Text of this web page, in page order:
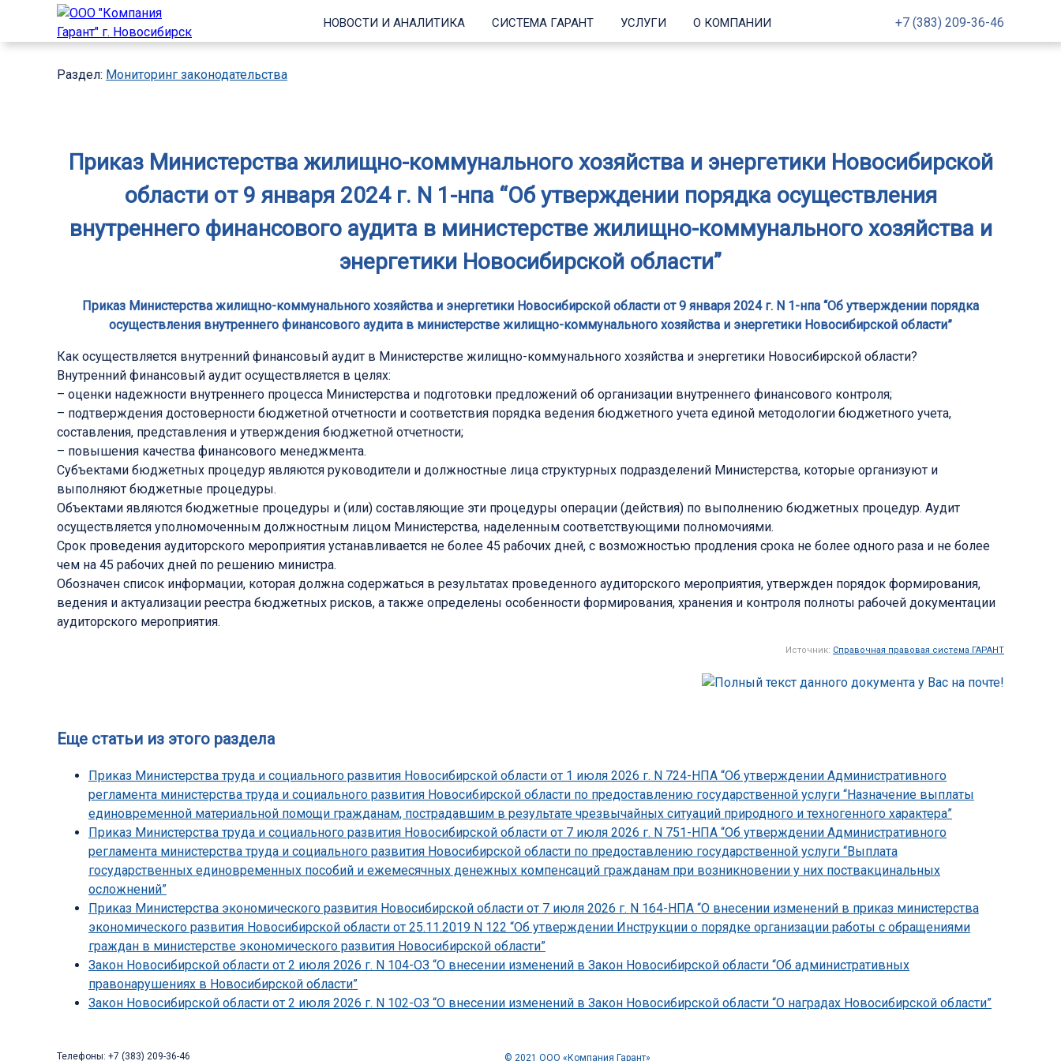
НОВОСТИ И АНАЛИТИКА СИСТЕМА ГАРАНТ УСЛУГИ О КОМПАНИИ +7 (383) 209-36-46
Раздел: Мониторинг законодательства
Приказ Министерства жилищно-коммунального хозяйства и энергетики Новосибирской
области от 9 января 2024 г. N 1-нпа “Об утверждении порядка осуществления
внутреннего финансового аудита в министерстве жилищно-коммунального хозяйства и
энергетики Новосибирской области”
Приказ Министерства жилищно-коммунального хозяйства и энергетики Новосибирской области от 9 января 2024 г. N 1-нпа “Об утверждении порядка
осуществления внутреннего финансового аудита в министерстве жилищно-коммунального хозяйства и энергетики Новосибирской области”
Как осуществляется внутренний финансовый аудит в Министерстве жилищно-коммунального хозяйства и энергетики Новосибирской области?
Внутренний финансовый аудит осуществляется в целях:
– оценки надежности внутреннего процесса Министерства и подготовки предложений об организации внутреннего финансового контроля;
– подтверждения достоверности бюджетной отчетности и соответствия порядка ведения бюджетного учета единой методологии бюджетного учета,
составления, представления и утверждения бюджетной отчетности;
– повышения качества финансового менеджмента.
Субъектами бюджетных процедур являются руководители и должностные лица структурных подразделений Министерства, которые организуют и
выполняют бюджетные процедуры.
Объектами являются бюджетные процедуры и (или) составляющие эти процедуры операции (действия) по выполнению бюджетных процедур. Аудит
осуществляется уполномоченным должностным лицом Министерства, наделенным соответствующими полномочиями.
Срок проведения аудиторского мероприятия устанавливается не более 45 рабочих дней, с возможностью продления срока не более одного раза и не более
чем на 45 рабочих дней по решению министра.
Обозначен список информации, которая должна содержаться в результатах проведенного аудиторского мероприятия, утвержден порядок формирования,
ведения и актуализации реестра бюджетных рисков, а также определены особенности формирования, хранения и контроля полноты рабочей документации
аудиторского мероприятия.
Источник: Справочная правовая система ГАРАНТ
Еще статьи из этого раздела
Приказ Министерства труда и социального развития Новосибирской области от 1 июля 2026 г. N 724-НПА “Об утверждении Административного
регламента министерства труда и социального развития Новосибирской области по предоставлению государственной услуги “Назначение выплаты
единовременной материальной помощи гражданам, пострадавшим в результате чрезвычайных ситуаций природного и техногенного характера”
Приказ Министерства труда и социального развития Новосибирской области от 7 июля 2026 г. N 751-НПА “Об утверждении Административного
регламента министерства труда и социального развития Новосибирской области по предоставлению государственной услуги “Выплата
государственных единовременных пособий и ежемесячных денежных компенсаций гражданам при возникновении у них поствакцинальных
осложнений”
Приказ Министерства экономического развития Новосибирской области от 7 июля 2026 г. N 164-НПА “О внесении изменений в приказ министерства
экономического развития Новосибирской области от 25.11.2019 N 122 “Об утверждении Инструкции о порядке организации работы с обращениями
граждан в министерстве экономического развития Новосибирской области”
Закон Новосибирской области от 2 июля 2026 г. N 104-ОЗ “О внесении изменений в Закон Новосибирской области “Об административных
правонарушениях в Новосибирской области”
Закон Новосибирской области от 2 июля 2026 г. N 102-ОЗ “О внесении изменений в Закон Новосибирской области “О наградах Новосибирской области”
Телефоны: +7 (383) 209-36-46 © 2021 ООО «Компания Гарант»